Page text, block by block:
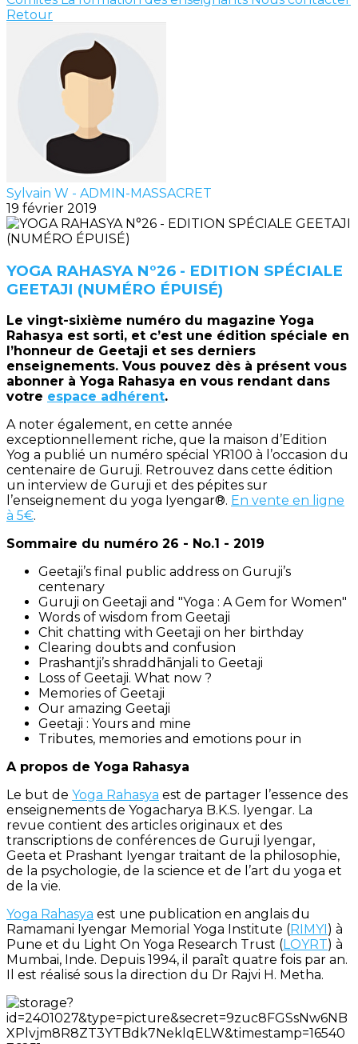
Retour
Sylvain W - ADMIN-MASSACRET
19 février 2019
YOGA RAHASYA N°26 - EDITION SPÉCIALE
GEETAJI (NUMÉRO ÉPUISÉ)
Le vingt-sixième numéro du magazine Yoga
Rahasya est sorti, et c’est une édition spéciale en
l’honneur de Geetaji et ses derniers
enseignements. Vous pouvez dès à présent vous
abonner à Yoga Rahasya en vous rendant dans
votre espace adhérent.
A noter également, en cette année
exceptionnellement riche, que la maison d’Edition
Yog a publié un numéro spécial YR100 à l’occasion du
centenaire de Guruji. Retrouvez dans cette édition
un interview de Guruji et des pépites sur
l’enseignement du yoga Iyengar®. En vente en ligne
à 5€.
Sommaire du numéro 26 - No.1 - 2019
Geetaji’s final public address on Guruji’s
centenary
Guruji on Geetaji and "Yoga : A Gem for Women"
Words of wisdom from Geetaji
Chit chatting with Geetaji on her birthday
Clearing doubts and confusion
Prashantji’s shraddhānjali to Geetaji
Loss of Geetaji. What now ?
Memories of Geetaji
Our amazing Geetaji
Geetaji : Yours and mine
Tributes, memories and emotions pour in
A propos de Yoga Rahasya
Le but de Yoga Rahasya est de partager l’essence des
enseignements de Yogacharya B.K.S. Iyengar. La
revue contient des articles originaux et des
transcriptions de conférences de Guruji Iyengar,
Geeta et Prashant Iyengar traitant de la philosophie,
de la psychologie, de la science et de l’art du yoga et
de la vie.
Yoga Rahasya est une publication en anglais du
Ramamani Iyengar Memorial Yoga Institute (RIMYI ) à
Pune et du Light On Yoga Research Trust (LOYRT) à
Mumbai, Inde. Depuis 1994, il paraît quatre fois par an.
Il est réalisé sous la direction du Dr Rajvi H. Metha.